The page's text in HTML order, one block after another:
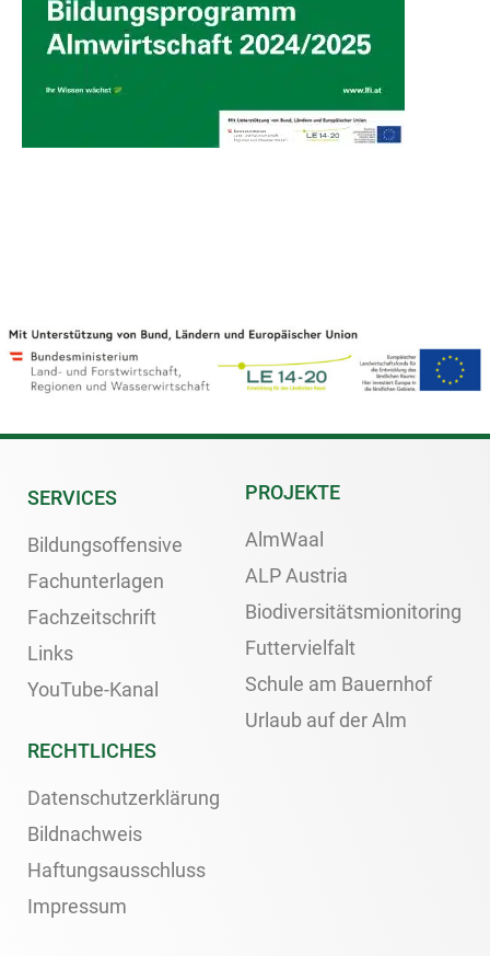
SERVICES
Bildungsoffensive
Fachunterlagen
Fachzeitschrift
Links
YouTube-Kanal
PROJEKTE
AlmWaal
ALP Austria
Biodiversitätsmionitoring
Futtervielfalt
Schule am Bauernhof
Urlaub auf der Alm
RECHTLICHES
Datenschutzerklärung
Bildnachweis
Haftungsausschluss
Impressum